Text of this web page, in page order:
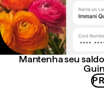
Mantenha seu